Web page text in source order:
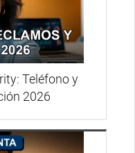
Teléfono y
2026